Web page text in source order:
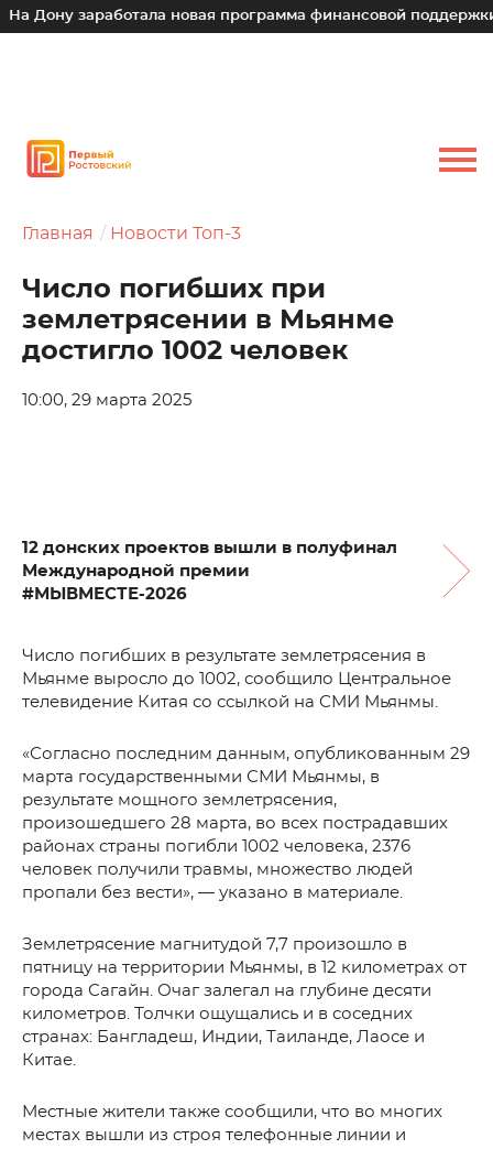
заработала новая программа финансовой поддержки
Главная Новости Топ-3
Число погибших при
землетрясении в Мьянме
достигло 1002 человек
10:00, 29 марта 2025
12 донских проектов вышли в полуфинал
Международной премии
#МЫВМЕСТЕ-2026
Число погибших в результате землетрясения в
Мьянме выросло до 1002, сообщило Центральное
телевидение Китая со ссылкой на СМИ Мьянмы.
«Согласно последним данным, опубликованным 29
марта государственными СМИ Мьянмы, в
результате мощного землетрясения,
произошедшего 28 марта, во всех пострадавших
районах страны погибли 1002 человека, 2376
человек получили травмы, множество людей
пропали без вести», — указано в материале.
Землетрясение магнитудой 7,7 произошло в
пятницу на территории Мьянмы, в 12 километрах от
города Сагайн. Очаг залегал на глубине десяти
километров. Толчки ощущались и в соседних
странах: Бангладеш, Индии, Таиланде, Лаосе и
Китае.
Местные жители также сообщили, что во многих
местах вышли из строя телефонные линии и